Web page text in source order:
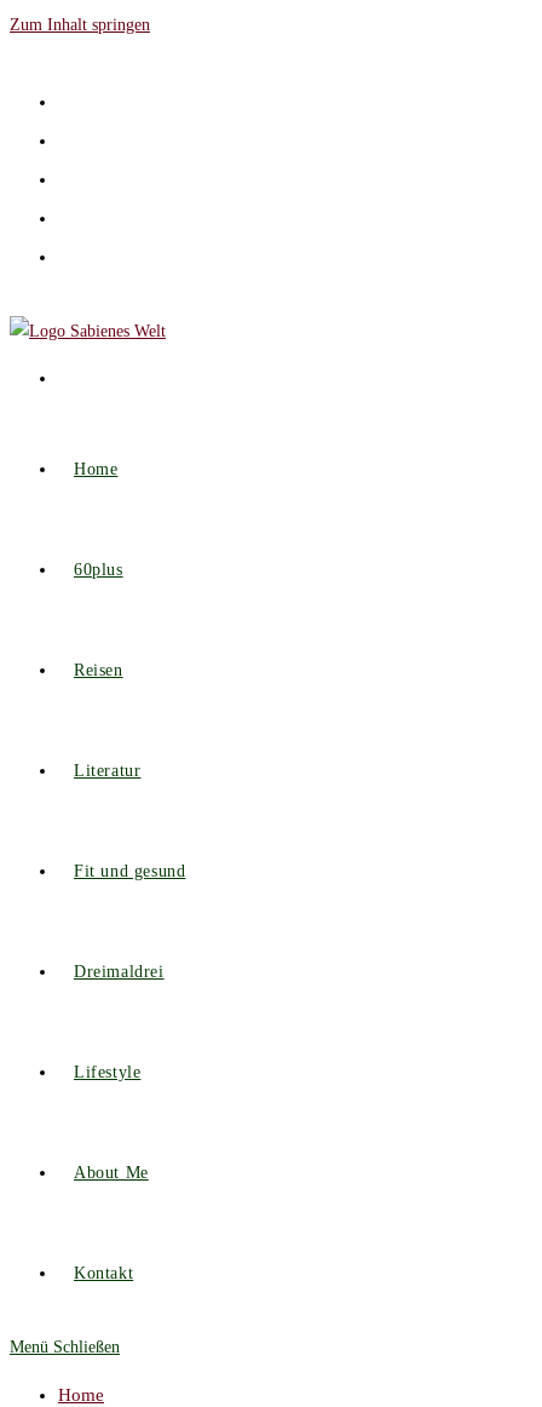
Zum Inhalt springen
Home
60plus
Reisen
Literatur
Fit und gesund
Dreimaldrei
Lifestyle
About Me
Kontakt
Menü Schließen
Home